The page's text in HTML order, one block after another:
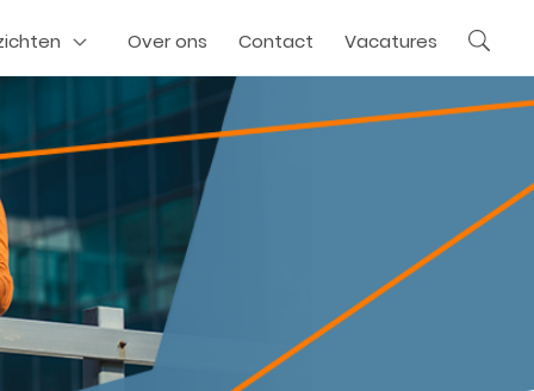
Over ons Contact Vacatures